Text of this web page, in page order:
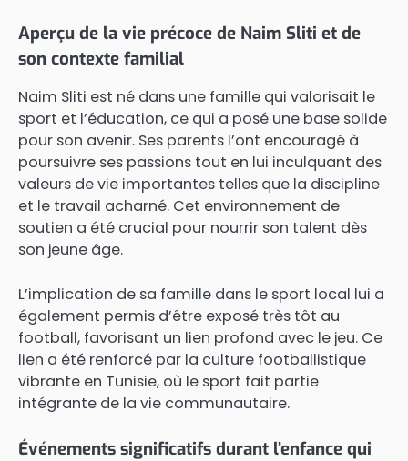
Aperçu de la vie précoce de Naim Sliti et de
son contexte familial
Naim Sliti est né dans une famille qui valorisait le
sport et l’éducation, ce qui a posé une base solide
pour son avenir. Ses parents l’ont encouragé à
poursuivre ses passions tout en lui inculquant des
valeurs de vie importantes telles que la discipline
et le travail acharné. Cet environnement de
soutien a été crucial pour nourrir son talent dès
son jeune âge.
L’implication de sa famille dans le sport local lui a
également permis d’être exposé très tôt au
football, favorisant un lien profond avec le jeu. Ce
lien a été renforcé par la culture footballistique
vibrante en Tunisie, où le sport fait partie
intégrante de la vie communautaire.
Événements significatifs durant l’enfance qui